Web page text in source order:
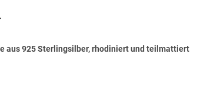
aus 925 Sterlingsilber, rhodiniert und teilmattiert